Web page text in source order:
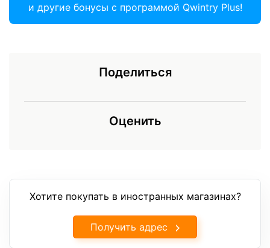
и другие бонусы с программой Qwintry Plus!
Поделиться
Оценить
Хотите покупать в иностранных магазинах?
Получить адрес